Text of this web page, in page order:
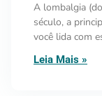
A lombalgia
século, a
você lida com
Leia Mais »